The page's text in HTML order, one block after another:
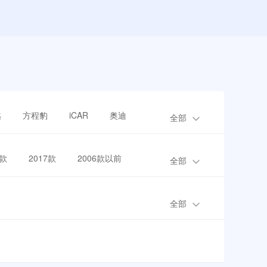
方程豹 iCAR 奥迪 全部
2017款 2006款以前 全部
全部